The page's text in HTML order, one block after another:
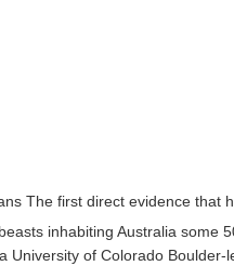
The first direct evidence that
beasts inhabiting Australia some
University of Colorado Boulder-